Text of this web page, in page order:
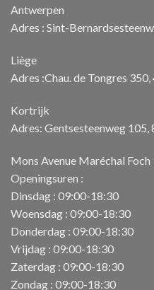
Antwerpen
Adres : Sint-
Liège
Adres :Chau. de Tongres
Kortrijk
Adres: Gentsesteenweg
Mons Avenue Maréchal
Openingsuren :
Dinsdag : 09:00-18:30
Woensdag : 09:00-18:30
Donderdag : 09:00-18:30
Vrijdag : 09:00-18:30
Zaterdag : 09:00-18:30
Zondag : 09:00-18:30